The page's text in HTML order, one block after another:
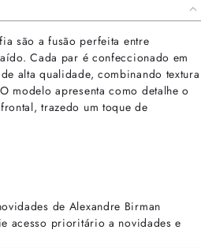
são a fusão perfeita entre
Cada par é confeccionado em
alta qualidade, combinando textura
modelo apresenta como detalhe o
trazedo um toque de
de Alexandre Birman
acesso prioritário a novidades e